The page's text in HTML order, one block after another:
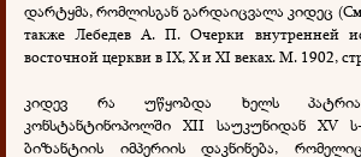
დარტყმა, რომლისგან გარდაიცვალა კიდეც
также Лебедев А. П. Очерки внутренней
восточной церкви в IX, X и XI веках. М. 1902,
კიდევ რა უწყობდა ხელს
კონსტანტინოპოლში XII საუკუნიდან XV
ბიზანტიის იმპერიის დაკნინება,